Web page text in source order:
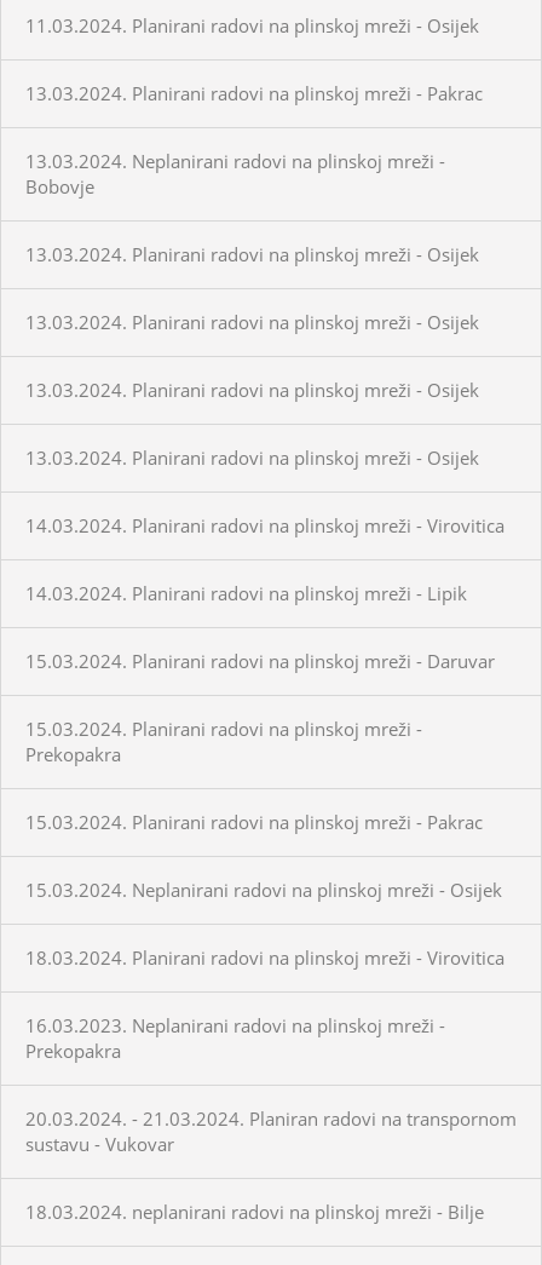
11.03.2024. Planirani radovi na plinskoj mreži - Osijek
13.03.2024. Planirani radovi na plinskoj mreži - Pakrac
13.03.2024. Neplanirani radovi na plinskoj mreži -
Bobovje
13.03.2024. Planirani radovi na plinskoj mreži - Osijek
13.03.2024. Planirani radovi na plinskoj mreži - Osijek
13.03.2024. Planirani radovi na plinskoj mreži - Osijek
13.03.2024. Planirani radovi na plinskoj mreži - Osijek
14.03.2024. Planirani radovi na plinskoj mreži - Virovitica
14.03.2024. Planirani radovi na plinskoj mreži - Lipik
15.03.2024. Planirani radovi na plinskoj mreži - Daruvar
15.03.2024. Planirani radovi na plinskoj mreži -
Prekopakra
15.03.2024. Planirani radovi na plinskoj mreži - Pakrac
15.03.2024. Neplanirani radovi na plinskoj mreži - Osijek
18.03.2024. Planirani radovi na plinskoj mreži - Virovitica
16.03.2023. Neplanirani radovi na plinskoj mreži -
Prekopakra
20.03.2024. - 21.03.2024. Planiran radovi na transpornom
sustavu - Vukovar
18.03.2024. neplanirani radovi na plinskoj mreži - Bilje